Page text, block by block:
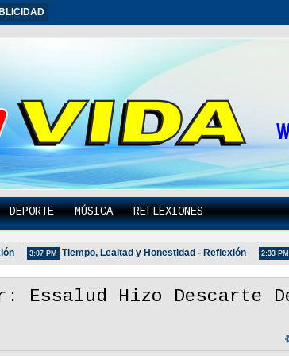
DEPORTE MÚSICA REFLEXIONES
3:07 PM Tiempo, Lealtad y Honestidad - Reflexión 2:33 PM El
Essalud Hizo Descarte